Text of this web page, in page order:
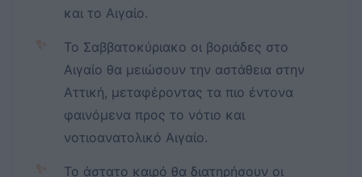
και το Αιγαίο.
✨
Το Σαββατοκύριακο οι βοριάδες στο
Αιγαίο θα μειώσουν την αστάθεια στην
Αττική, μεταφέροντας τα πιο έντονα
φαινόμενα προς το νότιο και
νοτιοανατολικό Αιγαίο.
✨
Το άστατο καιρό θα διατηρήσουν οι